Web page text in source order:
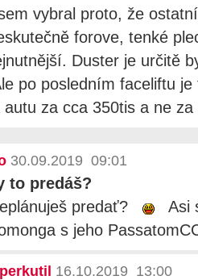
vybral proto, že
forove, tenké
Duster je určitě
po posledním faceliftu
za cca 350tis a ne za
30.09.2019 09:01
to predáš?
predať?
Asi
s jeho
16.10.2019 13:00